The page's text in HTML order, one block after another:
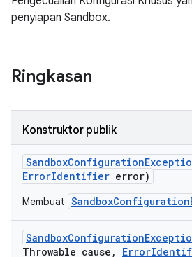
penyiapan Sandbox.
Ringkasan
Konstruktor publik
SandboxConfiguration
ErrorIdentifier error)
Membuat
SandboxConfiguration
Throwable cause , Error